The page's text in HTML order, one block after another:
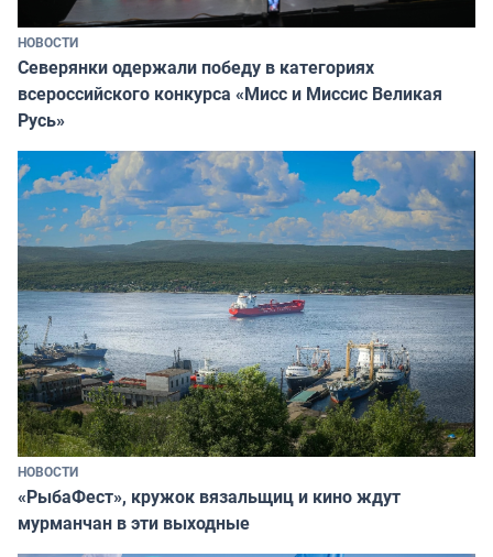
НОВОСТИ
Северянки одержали победу в категориях
всероссийского конкурса «Мисс и Миссис Великая
Русь»
НОВОСТИ
«РыбаФест», кружок вязальщиц и кино ждут
мурманчан в эти выходные